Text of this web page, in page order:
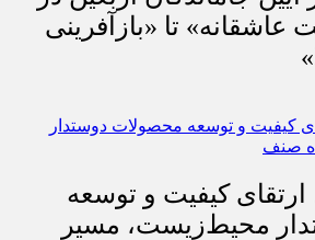
عاشقانه» تا «بازآفرینی
کیفیت و توسعه
محیط‌زیست، مسیر